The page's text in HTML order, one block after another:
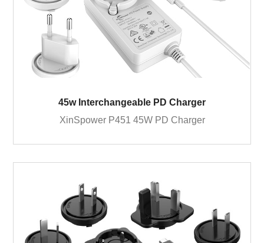
45w Interchangeable PD Charger
XinSpower P451 45W PD Charger